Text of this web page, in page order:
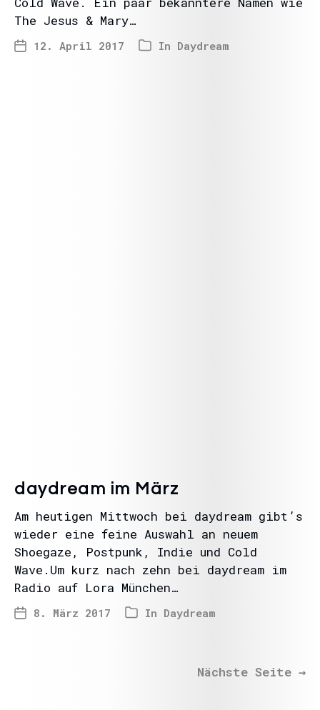
The Jesus & Mary…
12. April 2017 In Daydream
daydream im März
Am heutigen Mittwoch bei daydream gibt’s
wieder eine feine Auswahl an neuem
Shoegaze, Postpunk, Indie und Cold
Wave.Um kurz nach zehn bei daydream im
Radio auf Lora München…
8. März 2017 In Daydream
Nächste Seite →